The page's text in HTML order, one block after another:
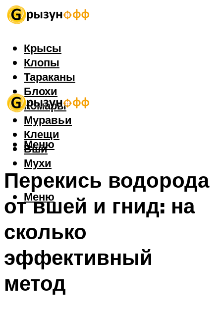
Крысы
Клопы
Тараканы
Блохи
Комары
Муравьи
Клещи
Вши
Мухи
Меню
Меню
Перекись водорода
от вшей и гнид: на
сколько
эффективный
метод